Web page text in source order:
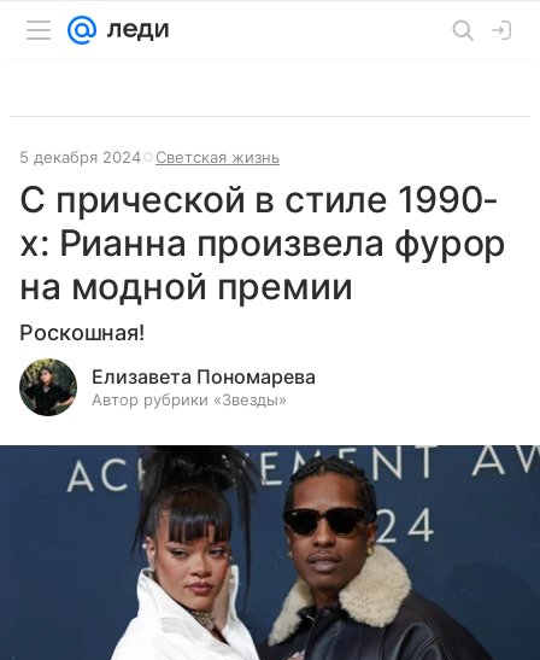
5 декабря 2024 Светская жизнь
C прической в стиле 1990-
х: Рианна произвела фурор
на модной премии
Роскошная!
Елизавета Пономарева
Автор рубрики «Звезды»